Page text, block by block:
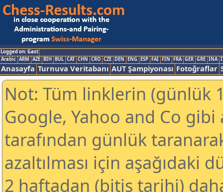
Logged on: Gast
Arabic ARM AZE BIH BUL CAT CHN CRO CZE DEN ENG ESP FAI FIN FRA GER GRE INA
Anasayfa Turnuva Veritabanı AUT Şampiyonası Fotoğraflar
Not: Tüm linklerin (günlük
Google, Yahoo and Co
tarafından günlük
azaltılması için aşağıdaki
2 haftadan (bitiş tarihi)